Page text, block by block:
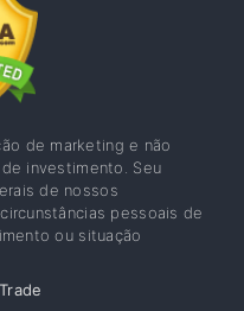
de marketing e não
investimento. Seu
de nossos
pessoais de
ou situação